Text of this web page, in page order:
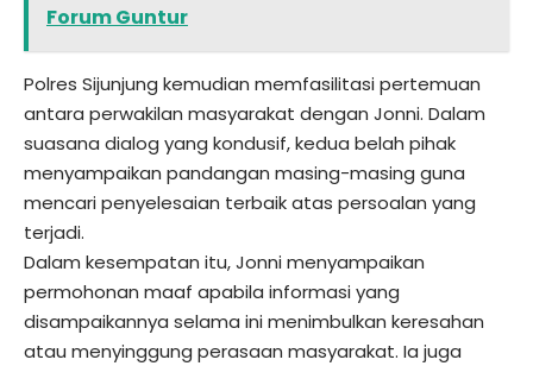
Forum Guntur
Polres Sijunjung kemudian memfasilitasi pertemuan
antara perwakilan masyarakat dengan Jonni. Dalam
suasana dialog yang kondusif, kedua belah pihak
menyampaikan pandangan masing-masing guna
mencari penyelesaian terbaik atas persoalan yang
terjadi.
Dalam kesempatan itu, Jonni menyampaikan
permohonan maaf apabila informasi yang
disampaikannya selama ini menimbulkan keresahan
atau menyinggung perasaan masyarakat. Ia juga